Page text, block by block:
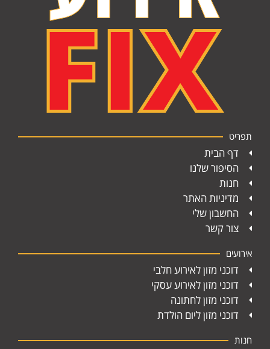
תפריט
דף הבית
הסיפור שלנו
חנות
מדיניות האתר
החשבון שלי
צור קשר
אירועים
דוכני מזון לאירוע חלבי
דוכני מזון לאירוע עסקי
דוכני מזון לחתונה
דוכני מזון ליום הולדת
חנות